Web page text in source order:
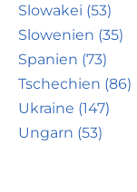
Slowakei (53)
Slowenien (35)
Spanien (73)
Tschechien (86)
Ukraine (147)
Ungarn (53)